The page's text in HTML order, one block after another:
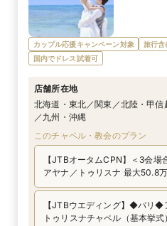
カップル応援キャンペーン対象 旅行含
国内でドレス試着可
店舗所在地
北海道・東北／関東／北陸・甲
／九州・沖縄
このチャペル・教会のプラン
【JTBオータムCPN】＜3会
アヤナ／トゥリスナ 最大50.8
【JTBウエディング】◆バリ◆
トゥリスナチャペル（基本挙式